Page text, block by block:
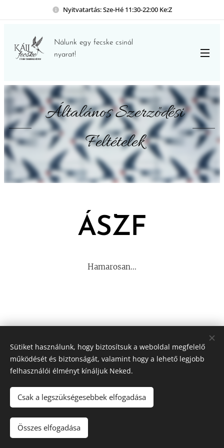
Nyitvatartás: Sze-Hé 11:30-22:00 Ke:Z
Nálunk egy fecske csinál
nyarat!
Általános Szerződési
Feltételek
ÁSZF
Hamarosan...
Impresszum| ÁSZF| Adatvédelmi tájékoztató
| GYIK
© 2025. Káli Fecske Kft.
Minden
Sütiket használunk, hogy biztosítsuk a weboldal megfelelő
működését és biztonságát, valamint hogy a lehető legjobb
felhasználói élményt kínáljuk Neked.
Csak a legszükségesebbek elfogadása
Összes elfogadása